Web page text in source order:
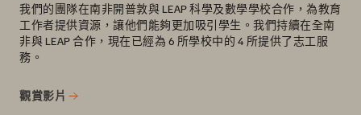
我們的團隊在南非開普敦與 LEAP 科學及數學學校合作，為教育
工作者提供資源，讓他們能夠更加吸引學生。我們持續在全南
非與 LEAP 合作，現在已經為 6 所學校中的 4 所提供了志工服
務。
觀賞影片